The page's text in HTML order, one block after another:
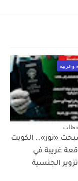
وعربية
«نور».. الكويت
غريبة في
الجنسية